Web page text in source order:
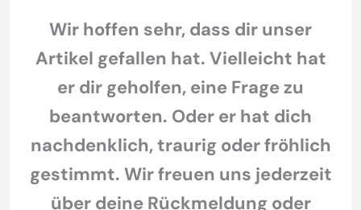
Wir hoffen sehr, dass dir unser
Artikel gefallen hat. Vielleicht hat
er dir geholfen, eine Frage zu
beantworten. Oder er hat dich
nachdenklich, traurig oder fröhlich
gestimmt. Wir freuen uns jederzeit
über deine Rückmeldung oder